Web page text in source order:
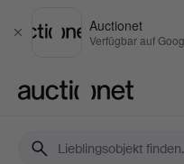
Schließen
Auctionet
Verfügbar auf